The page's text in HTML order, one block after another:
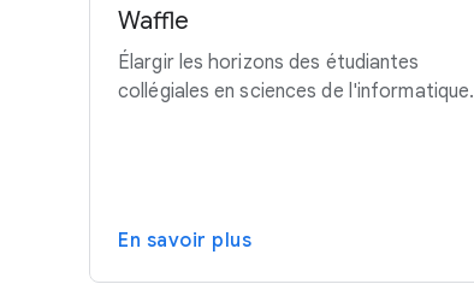
Waffle
Élargir les horizons des étudiantes
collégiales en sciences de l'informatique.
En savoir plus